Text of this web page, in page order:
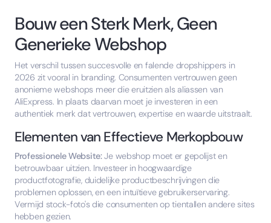
Bouw een Sterk Merk, Geen
Generieke Webshop
Het verschil tussen succesvolle en falende dropshippers in
2026 zit vooral in branding. Consumenten vertrouwen geen
anonieme webshops meer die eruitzien als aliassen van
AliExpress. In plaats daarvan moet je investeren in een
authentiek merk dat vertrouwen, expertise en waarde uitstraalt.
Elementen van Effectieve Merkopbouw
Professionele Website:Je webshop moet er gepolijst en
betrouwbaar uitzien. Investeer in hoogwaardige
productfotografie, duidelijke productbeschrijvingen die
problemen oplossen, en een intuïtieve gebruikerservaring.
Vermijd stock-foto's die consumenten op tientallen andere sites
hebben gezien.